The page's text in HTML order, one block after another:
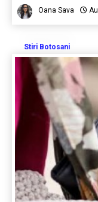
Oana Sava
Stiri Botosani